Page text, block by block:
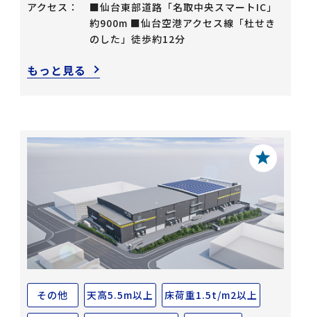
アクセス：
■仙台東部道路「名取中央スマートIC」
約900m ■仙台空港アクセス線「杜せき
のした」徒歩約12分
もっと見る
その他 天高5.5m以上 床荷重1.5t/m2以上